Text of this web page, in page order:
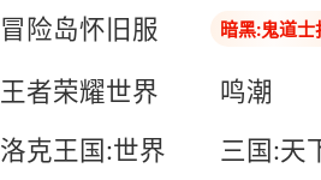
冒险岛怀旧服
暗黑:鬼道士
王者荣耀世界
鸣潮
洛克王国:世界
三国:天